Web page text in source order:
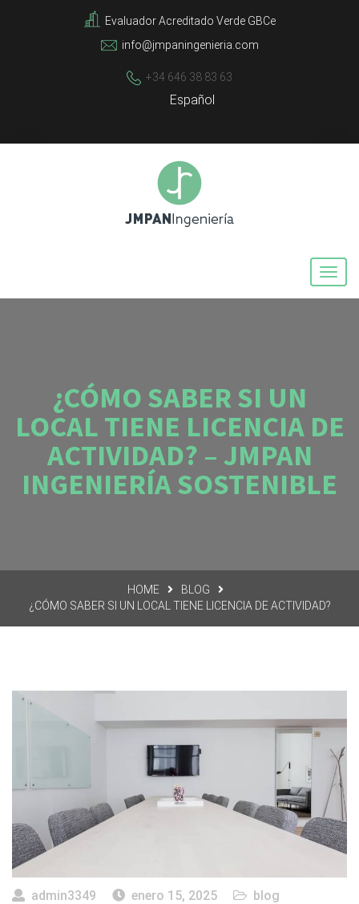
Evaluador Acreditado Verde GBCe
info@jmpaningenieria.com
+34 646 38 83 63
Español
¿CÓMO SABER SI UN
LOCAL TIENE LICENCIA DE
ACTIVIDAD? – JMPAN
INGENIERÍA SOSTENIBLE
HOME
BLOG
¿CÓMO SABER SI UN LOCAL TIENE LICENCIA DE ACTIVIDAD?
admin3349 enero 15, 2025
blog